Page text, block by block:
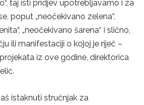
taj isti pridjev upotrebljavamo i za
poput „neočekivano zelena“,
„neočekivano šarena“ i slično,
ili manifestaciji o kojoj je riječ –
iz ove godine, direktorica
istaknuti stručnjak za